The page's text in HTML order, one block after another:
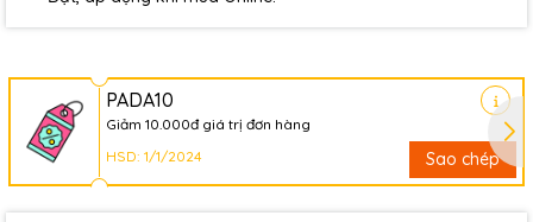
PADA10
Giảm 10.000đ giá trị đơn hàng
HSD: 1/1/2024
Sao chép